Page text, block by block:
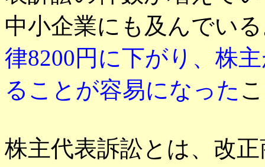
中小企業にも及んでい
律8200円に下がり、株
ることが容易になった
株主代表訴訟とは、改